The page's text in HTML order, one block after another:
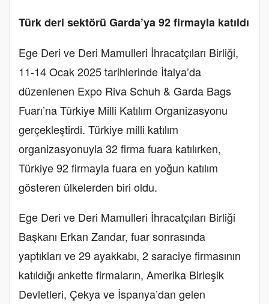
Türk deri sektörü Garda’ya 92 firmayla katıldı
Ege Deri ve Deri Mamulleri İhracatçıları Birliği,
11-14 Ocak 2025 tarihlerinde İtalya’da
düzenlenen Expo Riva Schuh & Garda Bags
Fuarı’na Türkiye Milli Katılım Organizasyonu
gerçekleştirdi. Türkiye milli katılım
organizasyonuyla 32 firma fuara katılırken,
Türkiye 92 firmayla fuara en yoğun katılım
gösteren ülkelerden biri oldu.
Ege Deri ve Deri Mamulleri İhracatçıları Birliği
Başkanı Erkan Zandar, fuar sonrasında
yaptıkları ve 29 ayakkabı, 2 saraciye firmasının
katıldığı ankette firmaların, Amerika Birleşik
Devletleri, Çekya ve İspanya’dan gelen